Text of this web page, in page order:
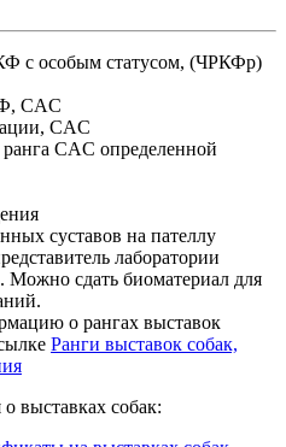
c особым статусом, (ЧРКФр)
CAC
CAC
CAC определенной
суставов на пателлу
лаборатории
Можно сдать биоматериал для
о рангах выставок
Ранги выставок собак,
выставках собак: